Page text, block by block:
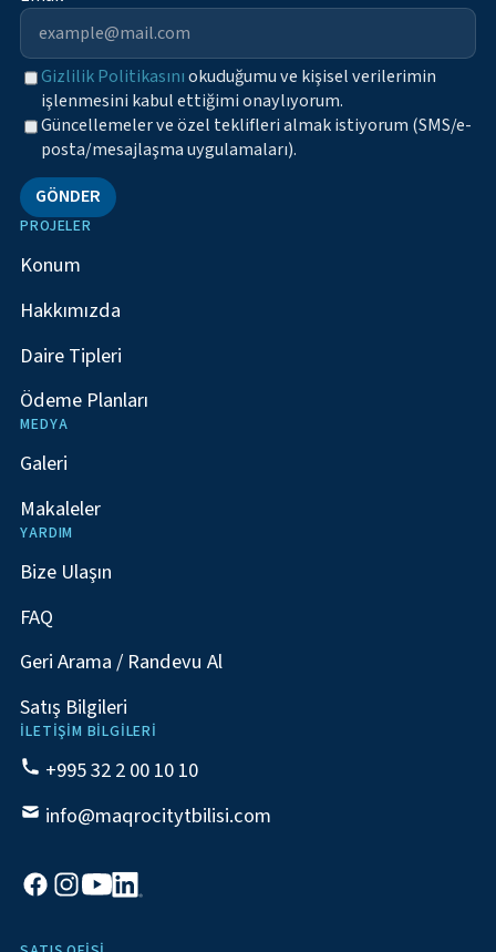
Gizlilik Politikasınıokuduğumu ve kişisel verilerimin
işlenmesini kabul ettiğimi onaylıyorum.
Güncellemeler ve özel teklifleri almak istiyorum (SMS/e-
posta/mesajlaşma uygulamaları).
GÖNDER
PROJELER
Konum
Hakkımızda
Daire Tipleri
Ödeme Planları
MEDYA
Galeri
Makaleler
YARDIM
Bize Ulaşın
FAQ
Geri Arama / Randevu Al
Satış Bilgileri
İLETIŞIM BILGILERI
+995 32 2 00 10 10
info@maqrocitytbilisi.com